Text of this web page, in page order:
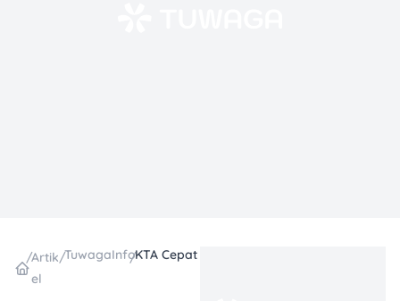
/Artik
el
/TuwagaInfo
/